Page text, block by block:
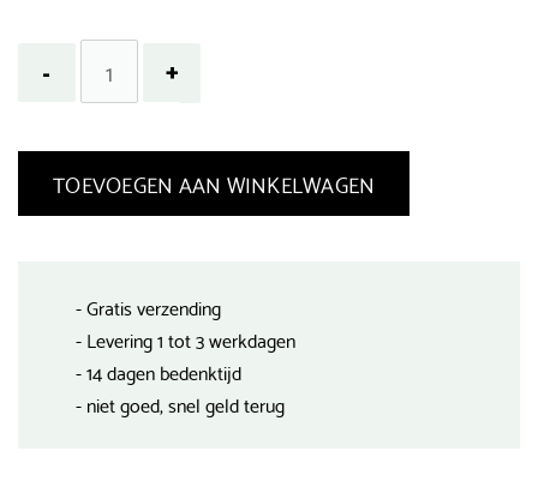
TOEVOEGEN AAN WINKELWAGEN
- Gratis verzending
- Levering 1 tot 3 werkdagen
- 14 dagen bedenktijd
- niet goed, snel geld terug